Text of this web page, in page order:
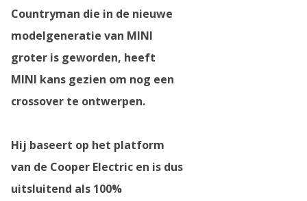
Countryman die in de nieuwe
modelgeneratie van MINI
groter is geworden, heeft
MINI kans gezien om nog een
crossover te ontwerpen.
Hij baseert op het platform
van de Cooper Electric en is dus
uitsluitend als 100%